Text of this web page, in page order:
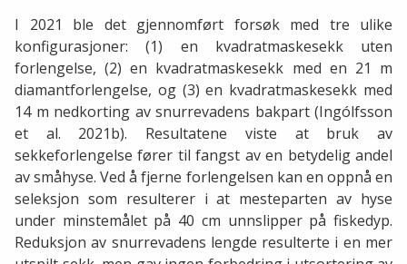
I 2021 ble det gjennomført forsøk med tre ulike
konfigurasjoner: (1) en kvadratmaskesekk uten
forlengelse, (2) en kvadratmaskesekk med en 21 m
diamantforlengelse, og (3) en kvadratmaskesekk med
14 m nedkorting av snurrevadens bakpart (Ingólfsson
et al. 2021b). Resultatene viste at bruk av
sekkeforlengelse fører til fangst av en betydelig andel
av småhyse. Ved å fjerne forlengelsen kan en oppnå en
seleksjon som resulterer i at mesteparten av hyse
under minstemålet på 40 cm unnslipper på fiskedyp.
Reduksjon av snurrevadens lengde resulterte i en mer